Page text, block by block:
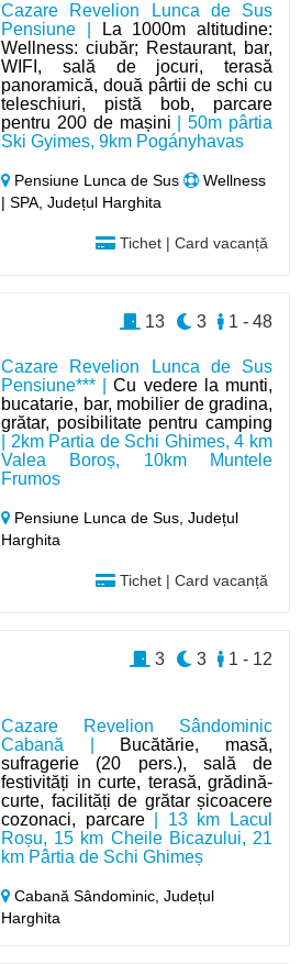
Cazare Revelion Lunca de Sus
Pensiune |
La 1000m altitudine:
Wellness: ciubăr; Restaurant, bar,
WIFI, sală de jocuri, terasă
panoramică, două pârtii de schi cu
teleschiuri, pistă bob, parcare
pentru 200 de mașini | 50m pârtia
Ski Gyimes, 9km Pogányhavas
Pensiune Lunca de Sus
Wellness
| SPA, Județul Harghita
Tichet | Card vacanță
Cazare Revelion Lunca de Sus
Pensiune*** |Cu vedere la munti,
bucatarie, bar, mobilier de gradina,
grătar, posibilitate pentru camping
| 2km Partia de Schi Ghimes, 4 km
Valea Boroș, 10km Muntele
Frumos
Pensiune Lunca de Sus,Județul
Harghita
Tichet | Card vacanță
1 - 48
3
13
Cazare Revelion Sândominic
Cabană | Bucătărie, masă,
sufragerie (20 pers.), sală de
festivități in curte, terasă, grădină-
curte, facilități de grătar șicoacere
cozonaci, parcare| 13 km Lacul
Roșu, 15 km Cheile Bicazului, 21
km Pârtia de Schi Ghimeș
Cabană Sândominic,Județul
Harghita
1 - 12
3
3